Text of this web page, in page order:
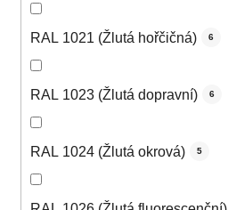
RAL 1021 (Žlutá hořčičná) 6
RAL 1023 (Žlutá dopravní) 6
RAL 1024 (Žlutá okrová) 5